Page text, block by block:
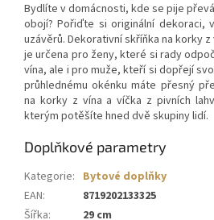
Bydlíte v domácnosti, kde se pije
obojí? Pořiďte si originální dekoraci,
uzávěrů. Dekorativní skříňka na korky
je určena pro ženy, které si rady
vína, ale i pro muže, kteří si dopřejí
průhlednému okénku máte přesný
na korky z vína a víčka z pivních
kterým potěšíte hned dvě skupiny lidí.
Doplňkové parametry
Kategorie: Bytové doplňky
EAN:
8719202133325
Šířka:
29 cm